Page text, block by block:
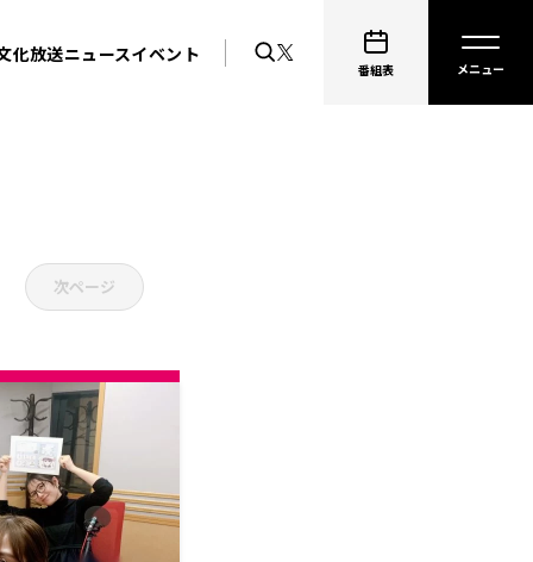
化放送ニュースイベント
番組表
次ページ